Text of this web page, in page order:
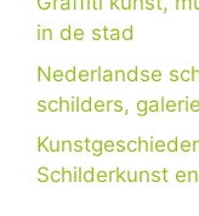
in de stad
Nederlandse
schilders,
Schilderkunst